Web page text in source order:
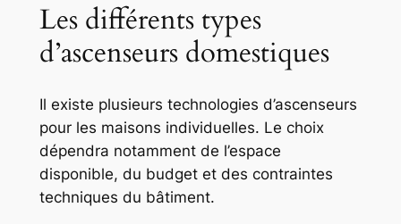
Les différents types
d’ascenseurs domestiques
Il existe plusieurs technologies d’ascenseurs
pour les maisons individuelles. Le choix
dépendra notamment de l’espace
disponible, du budget et des contraintes
techniques du bâtiment.